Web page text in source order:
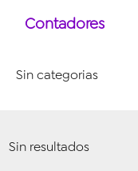
Contadores
Sin categorias
Sin resultados